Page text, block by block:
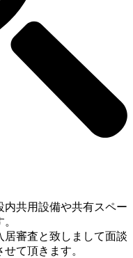
内共用設備や共有スペー
居審査と致しまして面談
て頂きます。